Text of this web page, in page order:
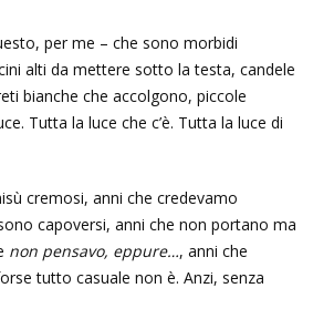
per me – che sono morbidi
alti da mettere sotto la testa, candele
bianche che accolgono, piccole
Tutta la luce che c’è. Tutta la luce di
cremosi, anni che credevamo
capoversi, anni che non portano ma
non pensavo, eppure…, anni che
tutto casuale non è. Anzi, senza